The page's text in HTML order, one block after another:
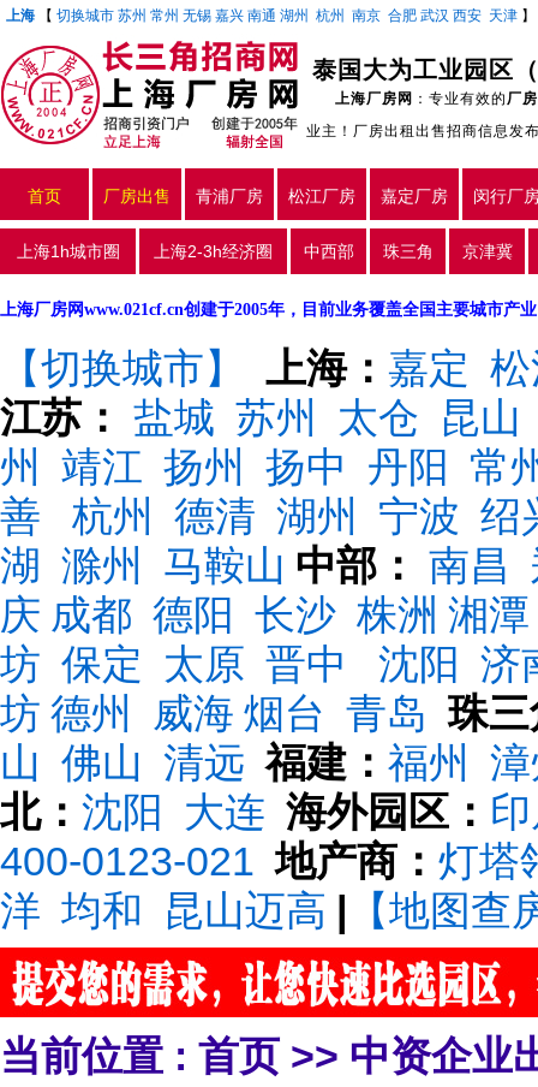
上海 【 切换城市 苏州 常州 无锡 嘉兴 南通 湖州 杭州 南京 合肥 武汉 西安 天津 】
泰国大为工业园区
上海厂房网 ：专业有效的厂
业主！厂房出租出售招商信息发
首页 厂房出售 青浦厂房 松江厂房 嘉定厂房 闵行厂
上海1h城市圈 上海2-3h经济圈 中西部 珠三角 京津冀
上海厂房网www.021cf.cn创建于2005年，目前业务覆盖全国主要城市产
【切换城市】 上海： 嘉定
江苏： 盐城 苏州 太仓 昆山
州
靖江 扬州 扬中 丹阳
常
善
杭州 德清 湖州 宁波 绍
湖 滁州 马鞍山 中部： 南昌
庆 成都 德阳 长沙 株洲 湘潭
坊 保定 太原 晋中 沈阳
济
坊 德州 威海 烟台 青岛 珠
山 佛山 清远 福建： 福州
北： 沈阳 大连 海外园区：
400-0123-021 地产商： 灯塔
洋 均和 昆山迈高 | 【地图查
当前位置 : 首页 >> 中资企业